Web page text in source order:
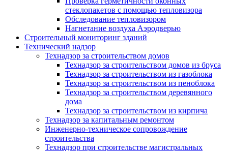
стеклопакетов с помощью тепловизора
Обследование тепловизором
Нагнетание воздуха Аэродверью
Строительный мониторинг зданий
Технический надзор
Технадзор за строительством домов
Технадзор за строительством домов из бруса
Технадзор за строительством из газоблока
Технадзор за строительством из пеноблока
Технадзор за строительством деревянного
дома
Технадзор за строительством из кирпича
Технадзор за капитальным ремонтом
Инженерно-техническое сопровождение
строительства
Технадзор при строительстве магистральных